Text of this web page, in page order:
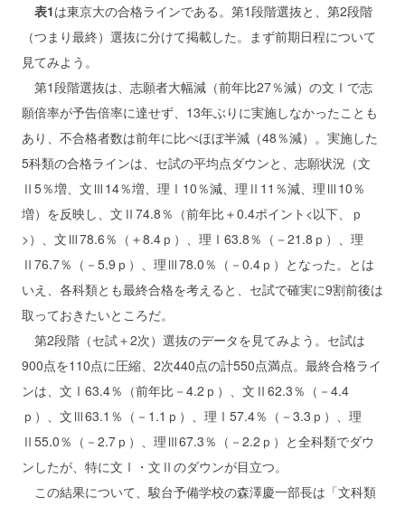
表1は東京大の合格ラインである。第1段階選抜と、第2段階
（つまり最終）選抜に分けて掲載した。まず前期日程について
見てみよう。
第1段階選抜は、志願者大幅減（前年比27％減）の文Ⅰで志
願倍率が予告倍率に達せず、13年ぶりに実施しなかったことも
あり、不合格者数は前年に比べほぼ半減（48％減）。実施した
5科類の合格ラインは、セ試の平均点ダウンと、志願状況（文
Ⅱ5％増、文Ⅲ14％増、理Ⅰ10％減、理Ⅱ11％減、理Ⅲ10％
増）を反映し、文Ⅱ74.8％（前年比＋0.4ポイント<以下、ｐ
>）、文Ⅲ78.6％（＋8.4ｐ）、理Ⅰ63.8％（－21.8ｐ）、理
Ⅱ76.7％（－5.9ｐ）、理Ⅲ78.0％（－0.4ｐ）となった。とは
いえ、各科類とも最終合格を考えると、セ試で確実に9割前後は
取っておきたいところだ。
第2段階（セ試＋2次）選抜のデータを見てみよう。セ試は
900点を110点に圧縮、2次440点の計550点満点。最終合格ライ
ンは、文Ⅰ63.4％（前年比－4.2ｐ）、文Ⅱ62.3％（－4.4
ｐ）、文Ⅲ63.1％（－1.1ｐ）、理Ⅰ57.4％（－3.3ｐ）、理
Ⅱ55.0％（－2.7ｐ）、理Ⅲ67.3％（－2.2ｐ）と全科類でダウ
ンしたが、特に文Ⅰ・文Ⅱのダウンが目立つ。
この結果について、駿台予備学校の森澤慶一部長は「文科類